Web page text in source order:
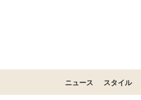
ニュース スタイル